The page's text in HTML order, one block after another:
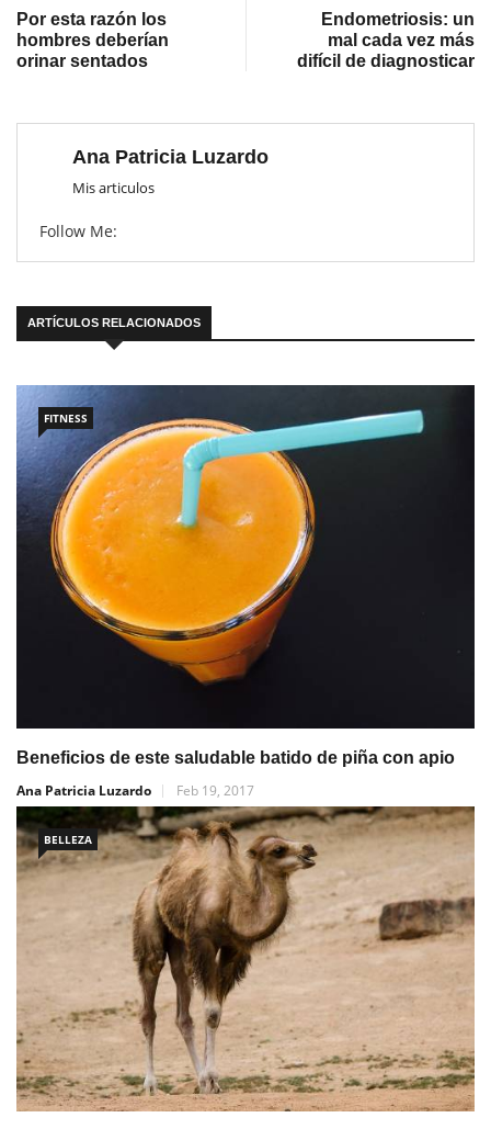
Por esta razón los
hombres deberían
orinar sentados
Endometriosis: un
mal cada vez más
difícil de diagnosticar
Ana Patricia Luzardo
Mis articulos
Follow Me:
ARTÍCULOS RELACIONADOS
FITNESS
Beneficios de este saludable batido de piña con apio
Ana Patricia Luzardo
Feb 19, 2017
BELLEZA